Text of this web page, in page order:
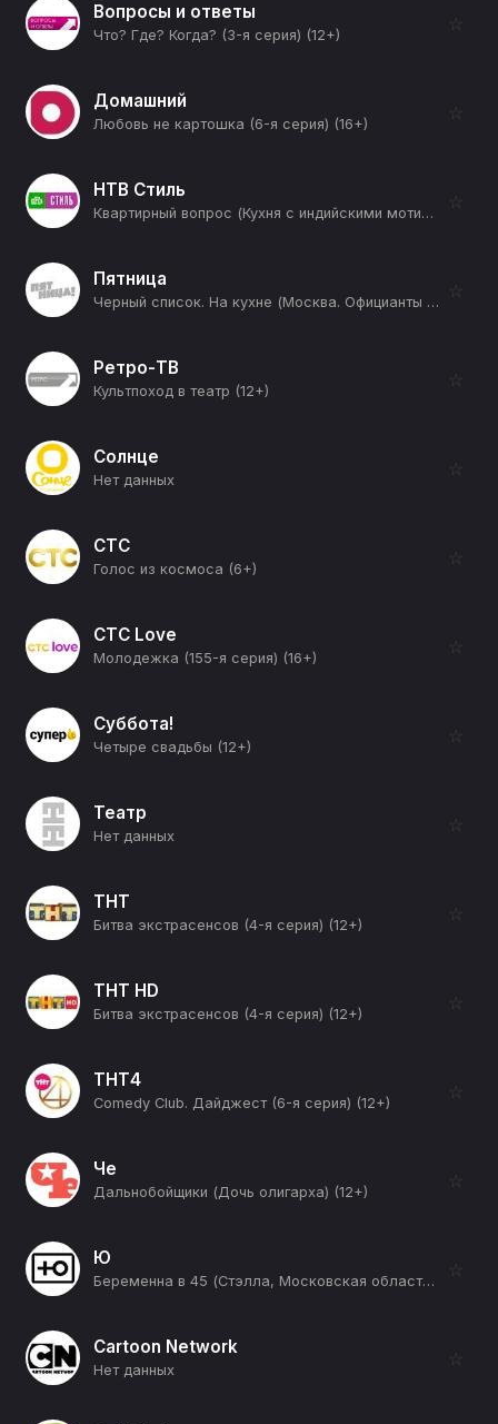
Вопросы и ответы
Что? Где? Когда? (3-я серия) (12+)
☆
Домашний
Любовь не картошка (6-я серия) (16+)
☆
НТВ Стиль
Квартирный вопрос (Кухня с индийскими мотивами) (12+)
☆
Пятница
Черный список. На кухне (Москва. Официанты 2) (12+)
☆
Ретро-ТВ
Культпоход в театр (12+)
☆
Солнце
Нет данных
☆
СТС
Голос из космоса (6+)
☆
СТС Love
Молодежка (155-я серия) (16+)
☆
Суббота!
Четыре свадьбы (12+)
☆
Театр
Нет данных
☆
ТНТ
Битва экстрасенсов (4-я серия) (12+)
☆
ТНТ HD
Битва экстрасенсов (4-я серия) (12+)
☆
ТНТ4
Comedy Club. Дайджест (6-я серия) (12+)
☆
Че
Дальнобойщики (Дочь олигарха) (12+)
☆
Ю
Беременна в 45 (Стэлла, Московская область) (12+)
☆
Cartoon Network
Нет данных
☆